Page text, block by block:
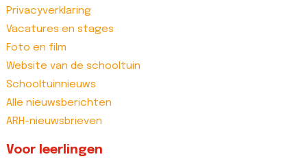
Privacyverklaring
Vacatures en stages
Foto en film
Website van de schooltuin
Schooltuinnieuws
Alle nieuwsberichten
ARH-nieuwsbrieven
Voor leerlingen